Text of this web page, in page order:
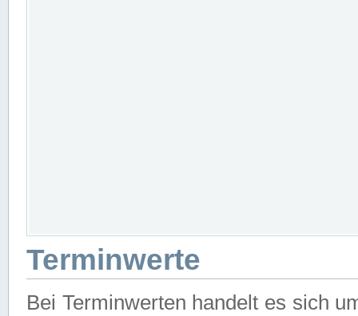
Terminwerte
Bei Terminwerten handelt es sich